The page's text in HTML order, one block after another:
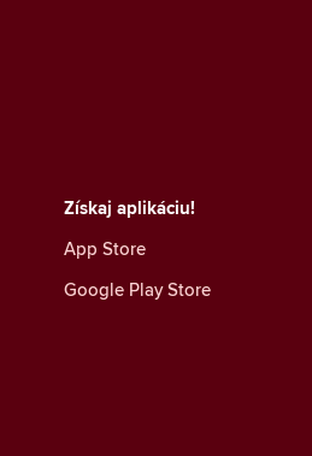
Získaj aplikáciu!
App Store
Google Play Store